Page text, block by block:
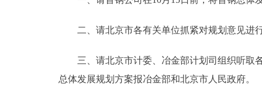
便民服务
中介服务
二、请北京市各有关单位抓紧对规划意见进
三、请北京市计委、冶金部计划司组织听取各
总体发展规划方案报冶金部和北京市人民政府。